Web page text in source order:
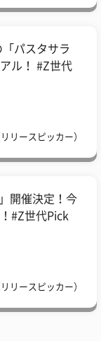
「パスタサラ
ル！ #Z世代
リースピッカー）
開催決定！今
#Z世代Pick
リースピッカー）